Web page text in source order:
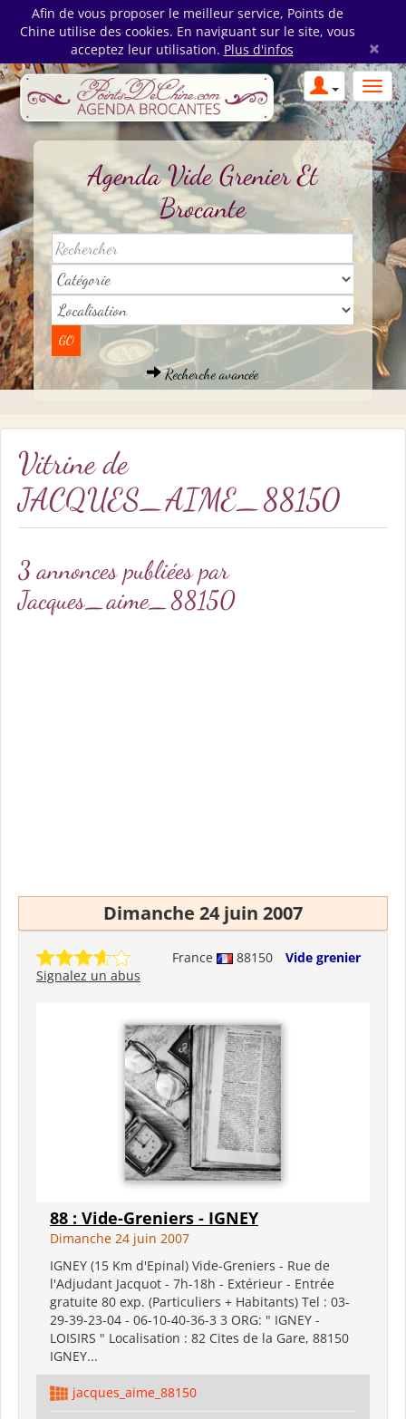
Afin de vous proposer le meilleur service, Points de
Chine utilise des cookies. En naviguant sur le site, vous
acceptez leur utilisation. Plus d'infos ×
Agenda Vide Grenier Et
Brocante
Recherche avancée
Vitrine de
JACQUES_AIME_88150
3 annonces publiées par
Jacques_aime_88150
Dimanche 24 juin 2007
France 88150
Vide grenier
Signalez un abus
88 : Vide-Greniers - IGNEY
Dimanche 24 juin 2007
IGNEY (15 Km d'Epinal) Vide-Greniers - Rue de
l'Adjudant Jacquot - 7h-18h - Extérieur - Entrée
gratuite 80 exp. (Particuliers + Habitants) Tel : 03-
29-39-23-04 - 06-10-40-36-3 3 ORG: " IGNEY -
LOISIRS " Localisation : 82 Cites de la Gare, 88150
IGNEY...
jacques_aime_88150